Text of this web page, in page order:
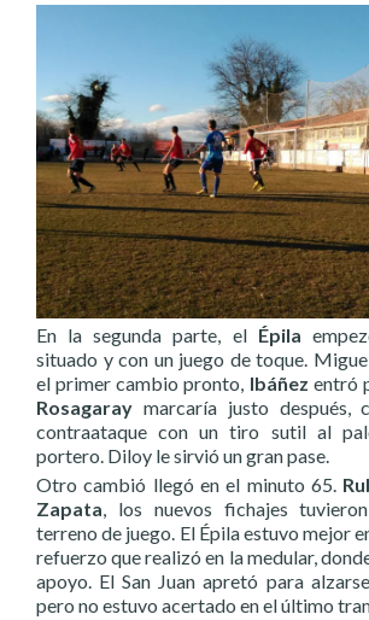
En la segunda parte, el Épila
situado y con un juego de toque.
el primer cambio pronto, Ibáñez entró
Rosagaray marcaría justo después,
contraataque con un tiro sutil al
portero. Diloy le sirvió un gran pase.
Otro cambió llegó en el minuto 65.
Zapata , los nuevos fichajes
terreno de juego. El Épila estuvo mejor
refuerzo que realizó en la medular,
apoyo. El San Juan apretó para
pero no estuvo acertado en el último